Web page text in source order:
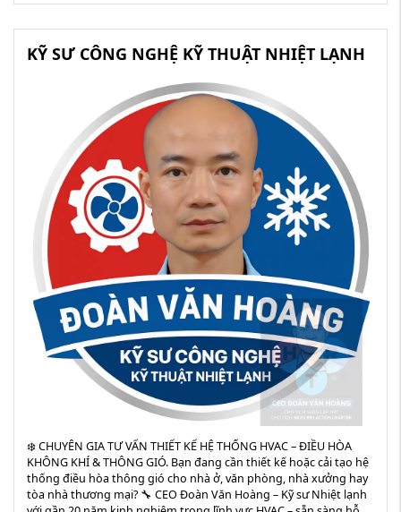
KỸ SƯ CÔNG NGHỆ KỸ THUẬT NHIỆT LẠNH
❄️ CHUYÊN GIA TƯ VẤN THIẾT KẾ HỆ THỐNG HVAC – ĐIỀU HÒA
KHÔNG KHÍ & THÔNG GIÓ. Bạn đang cần thiết kế hoặc cải tạo hệ
thống điều hòa thông gió cho nhà ở, văn phòng, nhà xưởng hay
tòa nhà thương mại? 🔧 CEO Đoàn Văn Hoàng – Kỹ sư Nhiệt lạnh